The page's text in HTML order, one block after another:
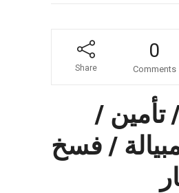
0
Comments
Share
تأمين /
/ فسخ